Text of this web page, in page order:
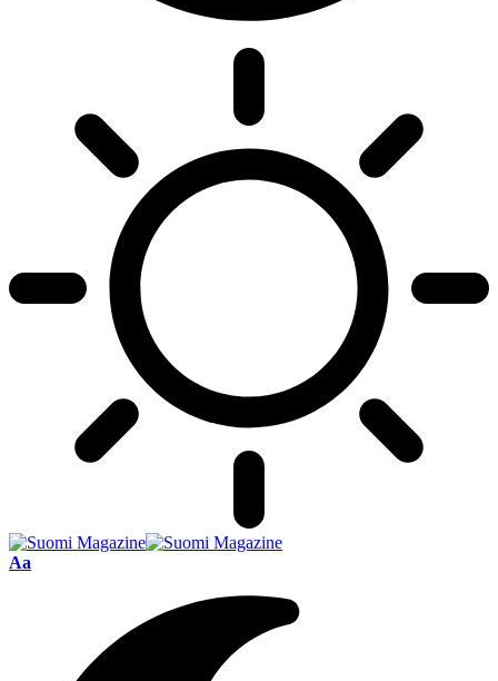
Font
Aa